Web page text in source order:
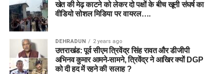
खेत की मेढ़ काटने को लेकर दो पक्षों के बीच खूनी संघर्ष का
वीडियो सोशल मिडिया पर वायरल….
DEHRADUN 2 years ago
उत्तराखंड: पूर्व सीएम त्रिवेंद्र सिंह रावत और डीजीपी
अभिनव कुमार आमने-सामने, त्रिवेंद्र ने आखिर क्यों DGP
को दी हद में रहने की सलाह ?